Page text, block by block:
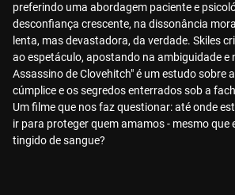
preferindo uma abordagem paciente e
desconfiança crescente, na dissonância
lenta, mas devastadora, da verdade. Skiles
ao espetáculo, apostando na ambiguidade e
Assassino de Clovehitch" é um estudo sobre
cúmplice e os segredos enterrados sob a
Um filme que nos faz questionar: até onde
ir para proteger quem amamos - mesmo que
tingido de sangue?